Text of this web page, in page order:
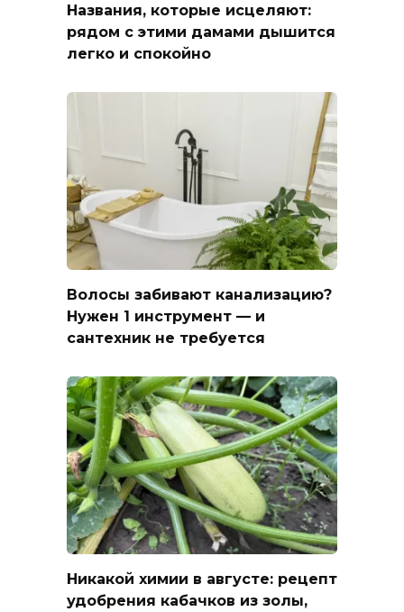
Названия, которые исцеляют:
рядом с этими дамами дышится
легко и спокойно
Волосы забивают канализацию?
Нужен 1 инструмент — и
сантехник не требуется
Никакой химии в августе: рецепт
удобрения кабачков из золы,